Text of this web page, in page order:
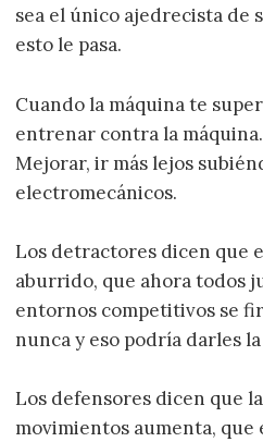
sea el único ajedrecista de
esto le pasa.
Cuando la máquina te
entrenar contra la
Mejorar, ir más lejos
electromecánicos.
Los detractores dicen que
aburrido, que ahora todos
entornos competitivos se
nunca y eso podría darles
Los defensores dicen que
movimientos aumenta,